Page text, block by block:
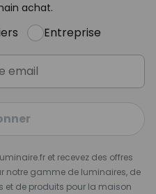
achat.
Entreprise
et recevez des offres
notre gamme de luminaires, de
et de produits pour la maison